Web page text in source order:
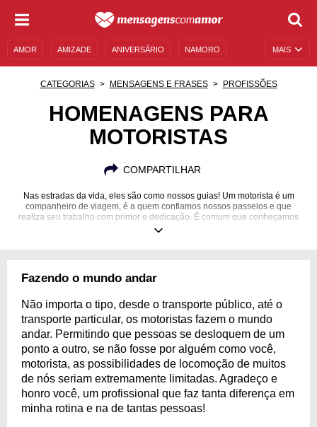
MAIS
AMOR AMIZADE ANIVERSÁRIO NAMORO
MENSAGENS E FRASES MENSAGENS DE ANIVERSÁRIO
CATEGORIAS MENSAGENS E FRASES PROFISSÕES
HOMENAGENS PARA
MOTORISTAS
COMPARTILHAR
Nas estradas da vida, eles são como nossos guias! Um motorista é um
companheiro de viagem, é a quem confiamos nossos passeios e que
realiza seu trabalho com primor e dedicação. É comum que conheçamos
mais desses profissionais do que podemos imaginar. Aqueles que
motoristas que vão ser uma mão na roda na hora de enaltecer este
incrível trabalhador!
Fazendo o mundo andar
Não importa o tipo, desde o transporte público, até o
transporte particular, os motoristas fazem o mundo
andar. Permitindo que pessoas se desloquem de um
ponto a outro, se não fosse por alguém como você,
motorista, as possibilidades de locomoção de muitos
de nós seriam extremamente limitadas. Agradeço e
honro você, um profissional que faz tanta diferença em
minha rotina e na de tantas pessoas!